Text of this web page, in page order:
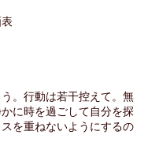
。行動は若干控えて。無
に時を過ごして自分を探
を重ねないようにするの